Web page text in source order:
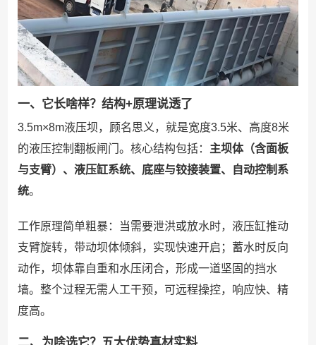
一、它长啥样？结构+原理说透了
3.5m×8m液压坝，顾名思义，就是宽度3.5米、高度8米
的液压控制翻板闸门。核心结构包括： 主坝体（含面板
与支臂）、液压缸系统、底座与铰接装置、自动控制系
统。
工作原理简单粗暴：当需要泄洪或放水时，液压缸推动
支臂旋转，带动坝体倾斜，实现快速开启；蓄水时反向
动作，坝体靠自重和水压闭合，形成一道坚固的挡水
墙。整个过程无需人工干预，可远程操控，响应快、精
度高。